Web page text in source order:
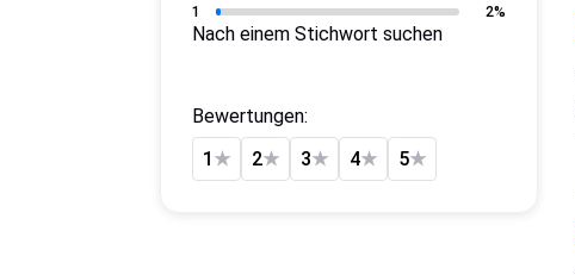
1
2%
Nach einem Stichwort suchen
Bewertungen:
1 ★ 2★ 3★ 4★ 5★